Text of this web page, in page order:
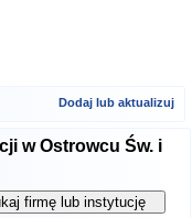
Dodaj lub aktualizuj
w Ostrowcu Św. i